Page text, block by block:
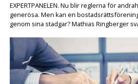
EXPERTPANELEN. Nu blir reglerna för
generösa. Men kan en
genom sina stadgar? Mathias Ringberger